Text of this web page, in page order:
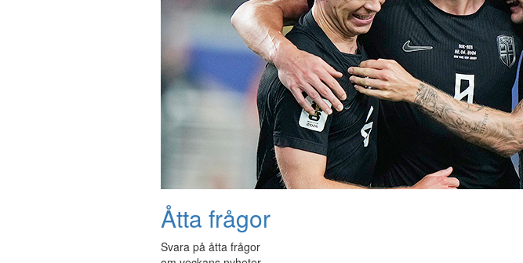
Åtta frågor
Svara på åtta frågor